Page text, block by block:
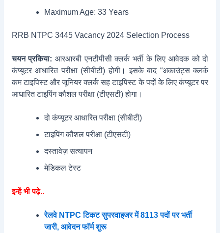
Maximum Age: 33 Years
RRB NTPC 3445 Vacancy 2024 Selection Process
चयन प्रकिया: आरआरबी एनटीपीसी क्लर्क भर्ती के लिए आवेदक को दो
कंप्यूटर आधारित परीक्षा (सीबीटी) होगी। इसके बाद “अकाउंट्स क्लर्क
कम टाइपिस्ट और जूनियर क्लर्क सह टाइपिस्ट के पदों के लिए कंप्यूटर पर
आधारित टाइपिंग कौशल परीक्षा (टीएसटी) होगा।
दो कंप्यूटर आधारित परीक्षा (सीबीटी)
टाइपिंग कौशल परीक्षा (टीएसटी)
दस्तावेज़ सत्यापन
मेडिकल टेस्ट
इन्हें भी पढ़े..
रेलवे NTPC टिकट सुपरवाइजर में 8113 पदों पर भर्ती
जारी, आवेदन फॉर्म शुरू